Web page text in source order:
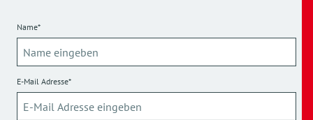
Name*
E-Mail Adresse*